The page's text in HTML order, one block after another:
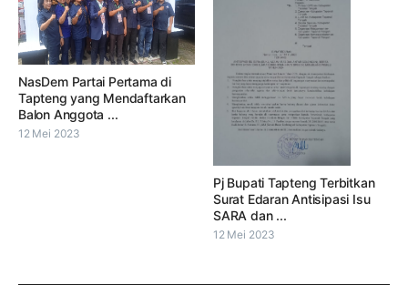
NasDem Partai Pertama di
Tapteng yang Mendaftarkan
Balon Anggota ...
12 Mei 2023
Pj Bupati Tapteng Terbitkan
Surat Edaran Antisipasi Isu
SARA dan ...
12 Mei 2023